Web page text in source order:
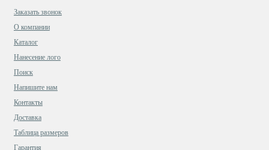
Заказать звонок
О компании
Каталог
Нанесение лого
Поиск
Напишите нам
Контакты
Доставка
Таблица размеров
Гарантия